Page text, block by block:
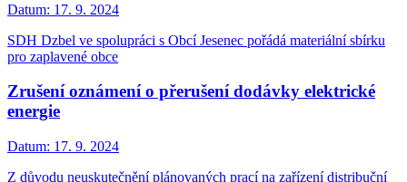
Datum: 17. 9. 2024
SDH Dzbel ve spolupráci s Obcí Jesenec pořádá materiální sbírku
pro zaplavené obce
Zrušení oznámení o přerušení dodávky elektrické
energie
Datum: 17. 9. 2024
Z důvodu neuskutečnění plánovaných prací na zařízení distribuční